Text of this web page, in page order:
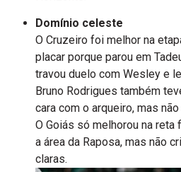
Domínio celeste
O Cruzeiro foi melhor na
placar porque parou em
travou duelo com Wesley e
Bruno Rodrigues também
cara com o arqueiro, mas
O Goiás só melhorou na reta
a área da Raposa, mas não
claras.